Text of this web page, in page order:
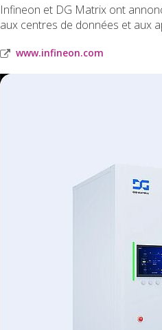
Infineon et DG Matrix ont
aux centres de données et aux
www.infineon.com